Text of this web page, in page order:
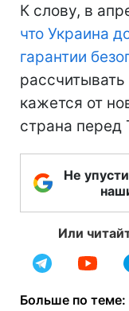
К слову, в
что Украина
гарантии
кажется от
страна перед
Не
Или
Больше по теме: